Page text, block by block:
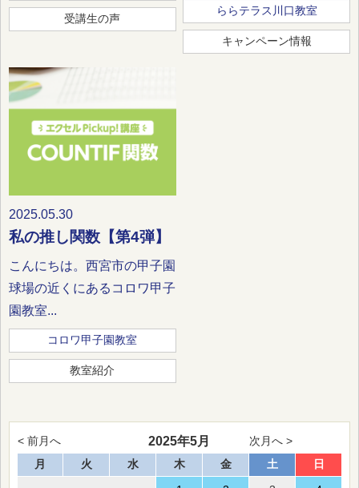
受講生の声
ららテラス川口教室
キャンペーン情報
2025.05.30
私の推し関数【第4弾】
こんにちは。西宮市の甲子園
球場の近くにあるコロワ甲子
園教室...
コロワ甲子園教室
教室紹介
< 前月へ 2025年5月
次月へ >
月
火 水 木 金 土 日